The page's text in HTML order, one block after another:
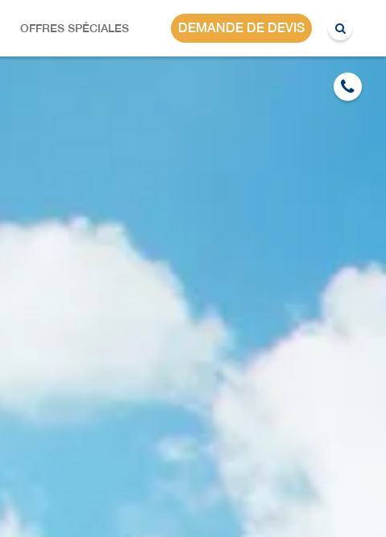
OFFRES SPÉCIALES DEMANDE DE DEVIS